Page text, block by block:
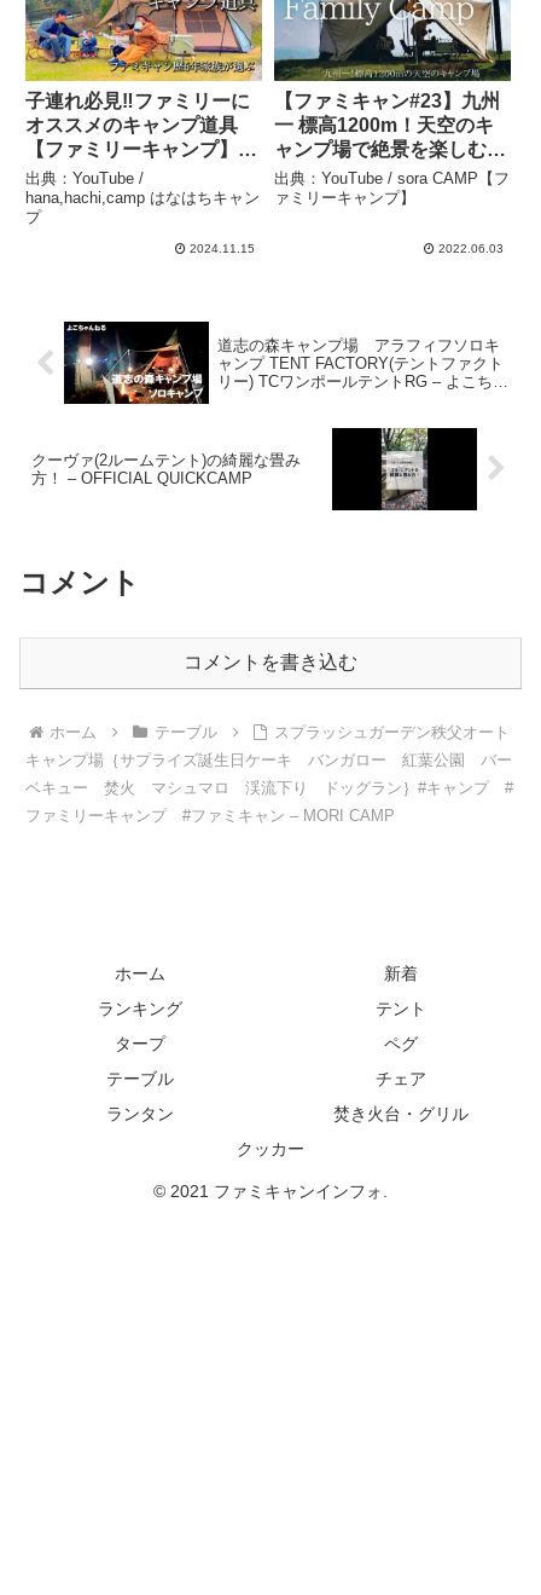
子連れ必見‼️ファミリーに
オススメのキャンプ道具
【ファミリーキャンプ】キ
ャンプ初心者/ポータブル
電源 – hana,hachi,camp
はなはちキャンプ
出典：YouTube /
hana,hachi,camp はなはちキャン
プ
2024.11.15
【ファミキャン#23】九州
一 標高1200m！天空のキ
ャンプ場で絶景を楽しむキ
ャンプ/四季見原すこやか
の森キャンプ場/サバティ
ファミリーキャンプ – sora
出典：YouTube / sora CAMP【フ
ァミリーキャンプ】
2022.06.03
道志の森キャンプ場 アラフィフソロキ
ャンプ TENT FACTORY(テントファクト
リー) TCワンポールテントRG – よこちゃ
クーヴァ(2ルームテント)の綺麗な畳み
方！ – OFFICIAL QUICKCAMP
コメント
コメントを書き込む
ホーム テーブル
スプラッシュガーデン秩父オート
キャンプ場｛サプライズ誕生日ケーキ バンガロー 紅葉公園 バー
ベキュー 焚火 マシュマロ 渓流下り ドッグラン｝#キャンプ #
ファミリーキャンプ #ファミキャン – MORI CAMP
ホーム
新着
ランキング
テント
タープ
ペグ
テーブル
チェア
ランタン
焚き火台・グリル
クッカー
© 2021 ファミキャンインフォ.